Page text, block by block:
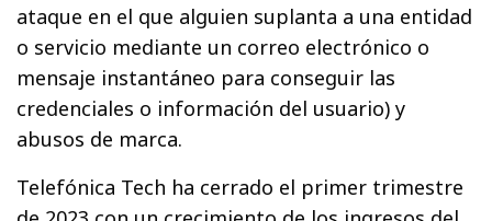
ataque en el que alguien suplanta a una entidad
o servicio mediante un correo electrónico o
mensaje instantáneo para conseguir las
credenciales o información del usuario) y
abusos de marca.
Telefónica Tech ha cerrado el primer trimestre